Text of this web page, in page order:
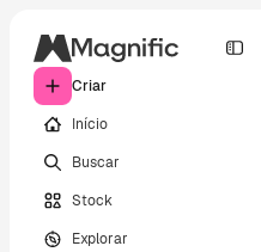
Criar
Início
Buscar
Stock
Explorar